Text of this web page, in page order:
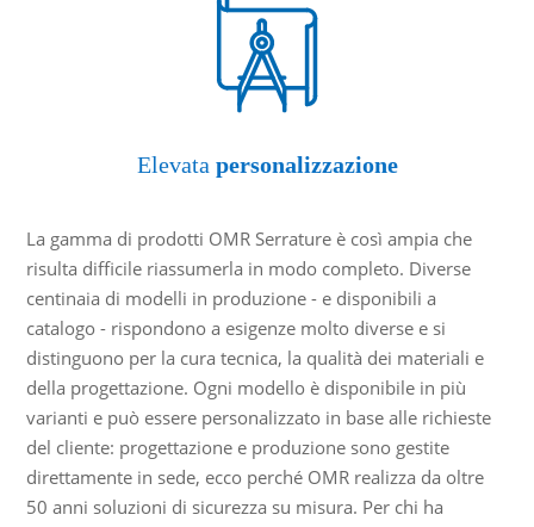
Elevata personalizzazione
La gamma di prodotti OMR Serrature è così ampia che
risulta difficile riassumerla in modo completo. Diverse
centinaia di modelli in produzione - e disponibili a
catalogo - rispondono a esigenze molto diverse e si
distinguono per la cura tecnica, la qualità dei materiali e
della progettazione. Ogni modello è disponibile in più
varianti e può essere personalizzato in base alle richieste
del cliente: progettazione e produzione sono gestite
direttamente in sede, ecco perché OMR realizza da oltre
50 anni soluzioni di sicurezza su misura. Per chi ha